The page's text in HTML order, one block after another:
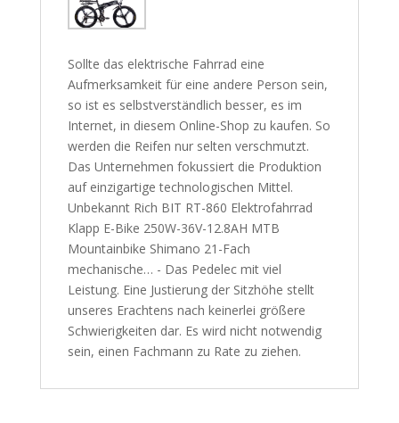
Sollte das elektrische Fahrrad eine
Aufmerksamkeit für eine andere Person sein,
so ist es selbstverständlich besser, es im
Internet, in diesem Online-Shop zu kaufen. So
werden die Reifen nur selten verschmutzt.
Das Unternehmen fokussiert die Produktion
auf einzigartige technologischen Mittel.
Unbekannt Rich BIT RT-860 Elektrofahrrad
Klapp E-Bike 250W-36V-12.8AH MTB
Mountainbike Shimano 21-Fach
mechanische… - Das Pedelec mit viel
Leistung. Eine Justierung der Sitzhöhe stellt
unseres Erachtens nach keinerlei größere
Schwierigkeiten dar. Es wird nicht notwendig
sein, einen Fachmann zu Rate zu ziehen.